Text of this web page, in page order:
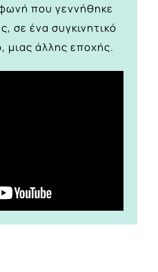
που γεννήθηκε
σε ένα συγκινητικό
μιας άλλης εποχής.